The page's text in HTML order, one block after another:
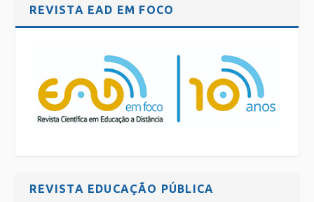
REVISTA EAD EM FOCO
REVISTA EDUCAÇÃO PÚBLICA